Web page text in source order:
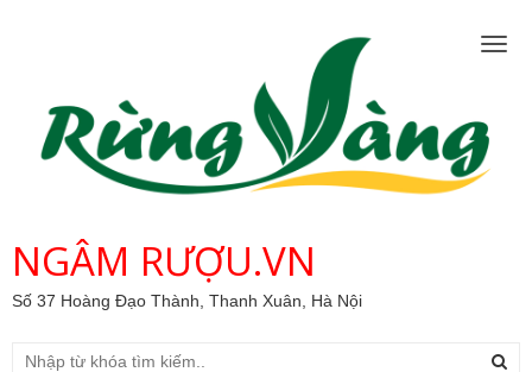
NGÂM RƯỢU.VN
Số 37 Hoàng Đạo Thành, Thanh Xuân, Hà Nội